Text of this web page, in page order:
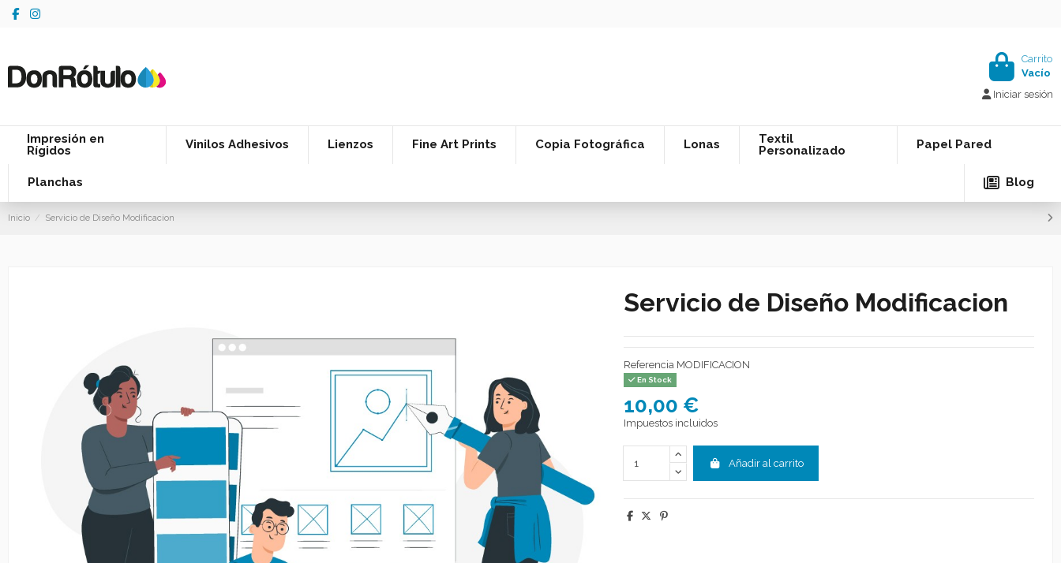
Carrito
Vacío
Iniciar sesión
Impresión en
Rígidos
Vinilos Adhesivos Lienzos Fine Art Prints Copia Fotográfica Lonas
Textil
Personalizado
Papel Pared
Planchas Blog
Inicio Servicio de Diseño Modificacion
Servicio de Diseño Modificacion
Referencia MODIFICACION
En Stock
10,00 €
Impuestos incluidos
Añadir al carrito